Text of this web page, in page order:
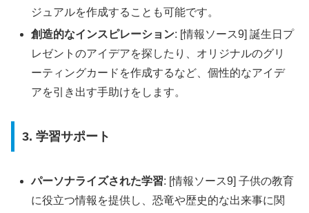
ジュアルを作成することも可能です。
創造的なインスピレーション: [情報ソース9] 誕生日プ
レゼントのアイデアを探したり、オリジナルのグリ
ーティングカードを作成するなど、個性的なアイデ
アを引き出す手助けをします。
3. 学習サポート
パーソナライズされた学習: [情報ソース9] 子供の教育
に役立つ情報を提供し、恐竜や歴史的な出来事に関